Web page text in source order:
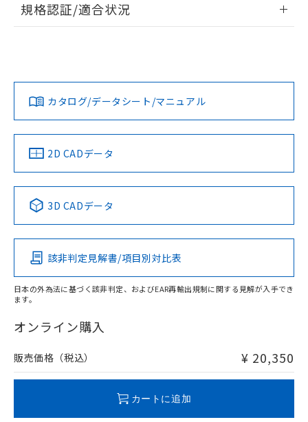
EU RoHS 注意事項・凡例
対応済み
中国 RoHS 注意事項・凡例
Pb Hg Cd Cr(VI)
O
在庫等で未対応品が混在する可能性があります。
問い合わせください。
規格認証/適合状況
LR型式承認
（イギリス
船舶規格）
DNV型式承認
（ノルウェー
BV型式承認
（フランス
KR型式
（韓国
No No No No
この製品の規格認証/適合状況ページへ
その他の認証はこちらのページからご検索ください
カタログ/データシート/マニュアル
2D CADデータ
3D CADデータ
該非判定見解書/項目別対比表
日本の外為法に基づく該非判定、およびEAR再輸出規制に関する見解が入手でき
ます。
オンライン購入
販売価格（税込） ¥ 20,350
カートに追加
品・サービスに関するお客様との取
引・商談に必要な範囲で利用すること
用者の範囲」に記載されている法人を
指します。
下記の非含有証明書をダウンロードするこ
とができます。
ものではありません。
また、RoHS指令のフタル酸エステル類４
物質の対応では、対応完了までの期間は出
荷製品に未対応品が混在することから備考
り、2022年1月12日より割愛しておりま
す。